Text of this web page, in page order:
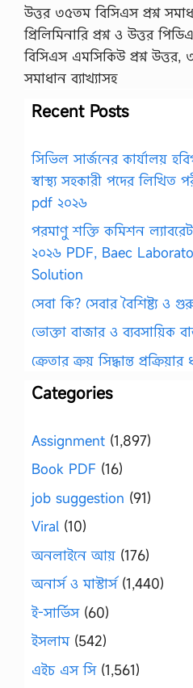
উত্তর ৩৫তম বিসিএস প্রশ্ন
প্রিলিমিনারি প্রশ্ন ও উত্তর
বিসিএস এমসিকিউ প্রশ্ন উত্তর,
সমাধান ব্যাখ্যাসহ
Recent Posts
সিভিল সার্জনের কার্যালয়
স্বাস্থ্য সহকারী পদের লিখিত
pdf ২০২৬
পরমাণু শক্তি কমিশন
২০২৬ PDF, Baec
Solution
সেবা কি? সেবার বৈশিষ্ট্য ও
ভোক্তা বাজার ও ব্যবসায়িক
ক্রেতার ক্রয় সিদ্ধান্ত
Categories
Assignment (1,897)
Book PDF (16)
job suggestion (91)
Viral (10)
অনলাইনে আয় (176)
অনার্স ও মাস্টার্স(1,440)
ই-সার্ভিস(60)
ইসলাম(542)
এইচ এস সি(1,561)